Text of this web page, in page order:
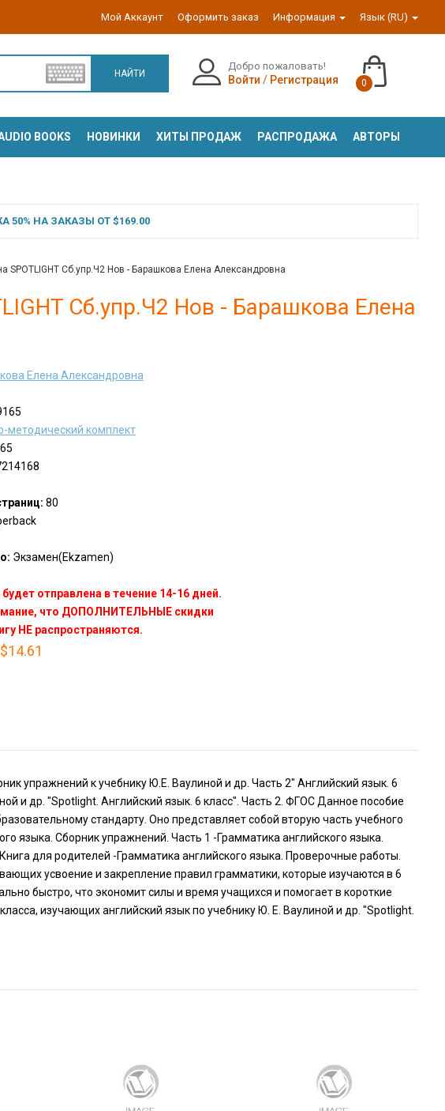
Мой Аккаунт Оформить заказ Информация Язык (RU)
НАЙТИ
Добро пожаловать!
Войти / Регистрация 0
BOOKS НОВИНКИ ХИТЫ ПРОДАЖ РАСПРОДАЖА АВТОРЫ
НА ЗАКАЗЫ ОТ $169.00
SPOTLIGHT Сб.упр.Ч2 Нов - Барашкова Елена Александровна
Сб.упр.Ч2 Нов - Барашкова Елена
Елена Александровна
методический комплект
80
Экзамен(Ekzamen)
отправлена в течение 14-16 дней.
что ДОПОЛНИТЕЛЬНЫЕ скидки
НЕ распространяются.
$14.61
упражнений к учебнику Ю.Е. Ваулиной и др. Часть 2" Английский язык. 6
и др. "Spotlight. Английский язык. 6 класс". Часть 2. ФГОС Данное пособие
стандарту. Оно представляет собой вторую часть учебного
языка. Сборник упражнений. Часть 1 -Грамматика английского языка.
для родителей -Грамматика английского языка. Проверочные работы.
усвоение и закрепление правил грамматики, которые изучаются в 6
быстро, что экономит силы и время учащихся и помогает в короткие
изучающих английский язык по учебнику Ю. Е. Ваулиной и др. "Spotlight.